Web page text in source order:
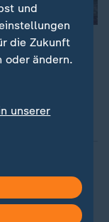
zu Besuch
in
deutschen
auf die
und
die Zukunft
oder ändern.
unserer